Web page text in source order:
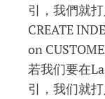
引，我們就
CREATE
on
若我们要在
引，我们就